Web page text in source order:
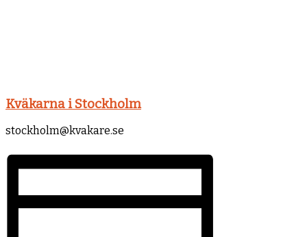
Kväkarna i Stockholm
stockholm@kvakare.se